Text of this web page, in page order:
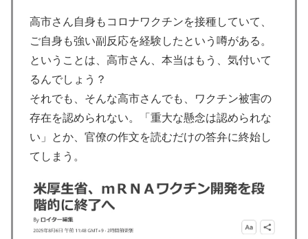
高市さん自身もコロナワクチンを接種していて、
ご自身も強い副反応を経験したという噂がある。
ということは、高市さん、本当はもう、気付いて
るんでしょう？
それでも、そんな高市さんでも、ワクチン被害の
存在を認められない。「重大な懸念は認められな
い」とか、官僚の作文を読むだけの答弁に終始し
てしまう。